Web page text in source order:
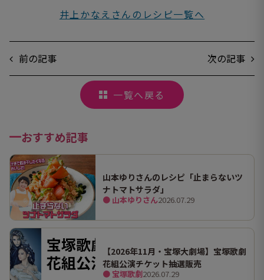
井上かなえさんのレシピ一覧へ
前の記事 次の記事
一覧へ戻る
おすすめ記事
山本ゆりさんのレシピ「止まらないツ
ナトマトサラダ」
● 山本ゆりさん2026.07.29
【2026年11月・宝塚大劇場】宝塚歌劇
花組公演チケット抽選販売
● 宝塚歌劇2026.07.29